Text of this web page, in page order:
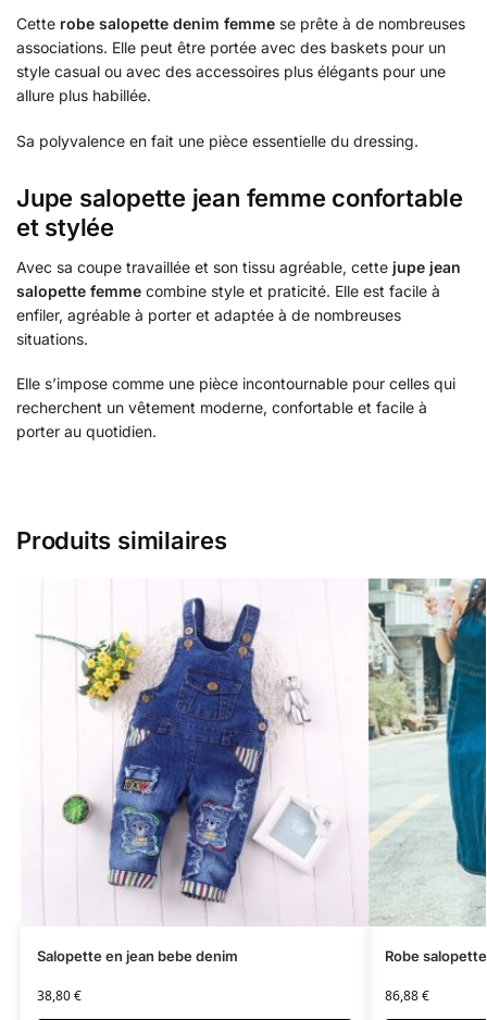
Cette robe salopette denim femme se prête à de nombreuses
associations. Elle peut être portée avec des baskets pour un
style casual ou avec des accessoires plus élégants pour une
allure plus habillée.
Sa polyvalence en fait une pièce essentielle du dressing.
Jupe salopette jean femme confortable
et stylée
Avec sa coupe travaillée et son tissu agréable, cette jupe jean
salopette femme combine style et praticité. Elle est facile à
enfiler, agréable à porter et adaptée à de nombreuses
situations.
Elle s’impose comme une pièce incontournable pour celles qui
recherchent un vêtement moderne, confortable et facile à
porter au quotidien.
Produits similaires
Salopette en jean bebe denim
38,80€
Robe
86,88€